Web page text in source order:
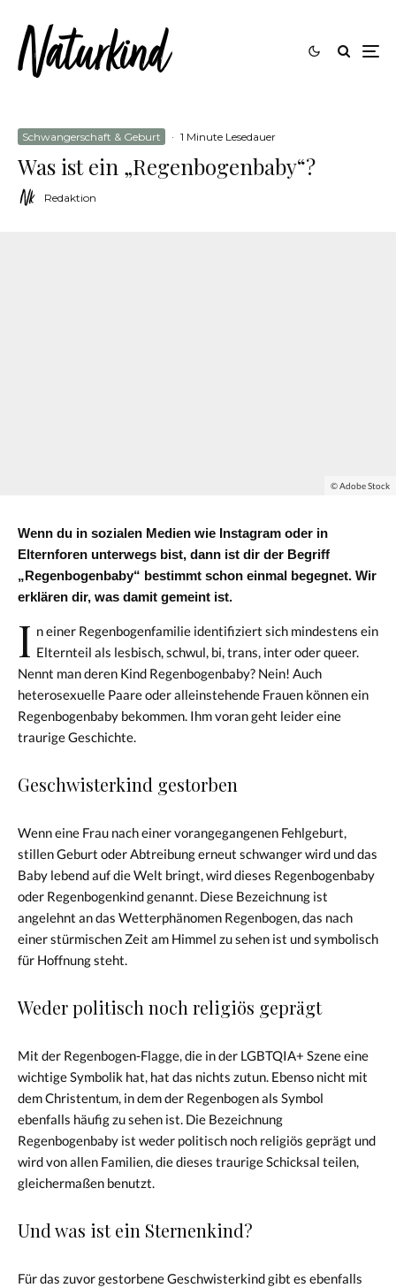
Schwangerschaft & Geburt · 1 Minute Lesedauer
Was ist ein „Regenbogenbaby“?
Redaktion
© Adobe Stock
Wenn du in sozialen Medien wie Instagram oder in
Elternforen unterwegs bist, dann ist dir der Begriff
„Regenbogenbaby“ bestimmt schon einmal begegnet. Wir
erklären dir, was damit gemeint ist.
I n einer Regenbogenfamilie identifiziert sich mindestens ein
Elternteil als lesbisch, schwul, bi, trans, inter oder queer.
Nennt man deren Kind Regenbogenbaby? Nein! Auch
heterosexuelle Paare oder alleinstehende Frauen können ein
Regenbogenbaby bekommen. Ihm voran geht leider eine
traurige Geschichte.
Geschwisterkind gestorben
Wenn eine Frau nach einer vorangegangenen Fehlgeburt,
stillen Geburt oder Abtreibung erneut schwanger wird und das
Baby lebend auf die Welt bringt, wird dieses Regenbogenbaby
oder Regenbogenkind genannt. Diese Bezeichnung ist
angelehnt an das Wetterphänomen Regenbogen, das nach
einer stürmischen Zeit am Himmel zu sehen ist und symbolisch
für Hoffnung steht.
Weder politisch noch religiös geprägt
Mit der Regenbogen-Flagge, die in der LGBTQIA+ Szene eine
wichtige Symbolik hat, hat das nichts zutun. Ebenso nicht mit
dem Christentum, in dem der Regenbogen als Symbol
ebenfalls häufig zu sehen ist. Die Bezeichnung
Regenbogenbaby ist weder politisch noch religiös geprägt und
wird von allen Familien, die dieses traurige Schicksal teilen,
gleichermaßen benutzt.
Und was ist ein Sternenkind?
Für das zuvor gestorbene Geschwisterkind gibt es ebenfalls